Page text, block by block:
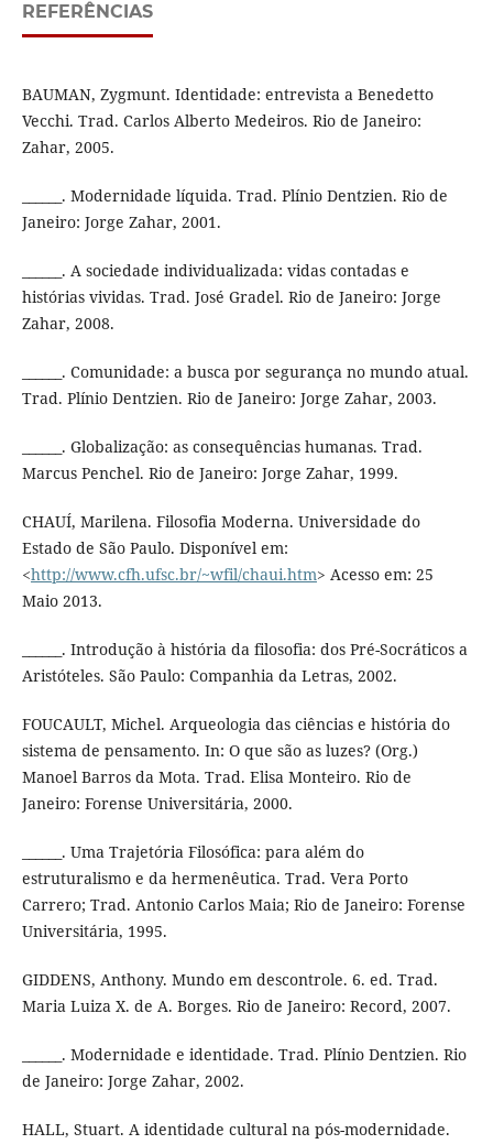
REFERÊNCIAS
BAUMAN, Zygmunt. Identidade: entrevista a Benedetto
Vecchi. Trad. Carlos Alberto Medeiros. Rio de Janeiro:
Zahar, 2005.
______. Modernidade líquida. Trad. Plínio Dentzien. Rio de
Janeiro: Jorge Zahar, 2001.
______. A sociedade individualizada: vidas contadas e
histórias vividas. Trad. José Gradel. Rio de Janeiro: Jorge
Zahar, 2008.
______. Comunidade: a busca por segurança no mundo atual.
Trad. Plínio Dentzien. Rio de Janeiro: Jorge Zahar, 2003.
______. Globalização: as consequências humanas. Trad.
Marcus Penchel. Rio de Janeiro: Jorge Zahar, 1999.
CHAUÍ, Marilena. Filosofia Moderna. Universidade do
Estado de São Paulo. Disponível em:
<http://www.cfh.ufsc.br/~wfil/chaui.htm> Acesso em: 25
Maio 2013.
______. Introdução à história da filosofia: dos Pré-Socráticos a
Aristóteles. São Paulo: Companhia da Letras, 2002.
FOUCAULT, Michel. Arqueologia das ciências e história do
sistema de pensamento. In: O que são as luzes? (Org.)
Manoel Barros da Mota. Trad. Elisa Monteiro. Rio de
Janeiro: Forense Universitária, 2000.
______. Uma Trajetória Filosófica: para além do
estruturalismo e da hermenêutica. Trad. Vera Porto
Carrero; Trad. Antonio Carlos Maia; Rio de Janeiro: Forense
Universitária, 1995.
GIDDENS, Anthony. Mundo em descontrole. 6. ed. Trad.
Maria Luiza X. de A. Borges. Rio de Janeiro: Record, 2007.
______. Modernidade e identidade. Trad. Plínio Dentzien. Rio
de Janeiro: Jorge Zahar, 2002.
HALL, Stuart. A identidade cultural na pós-modernidade.